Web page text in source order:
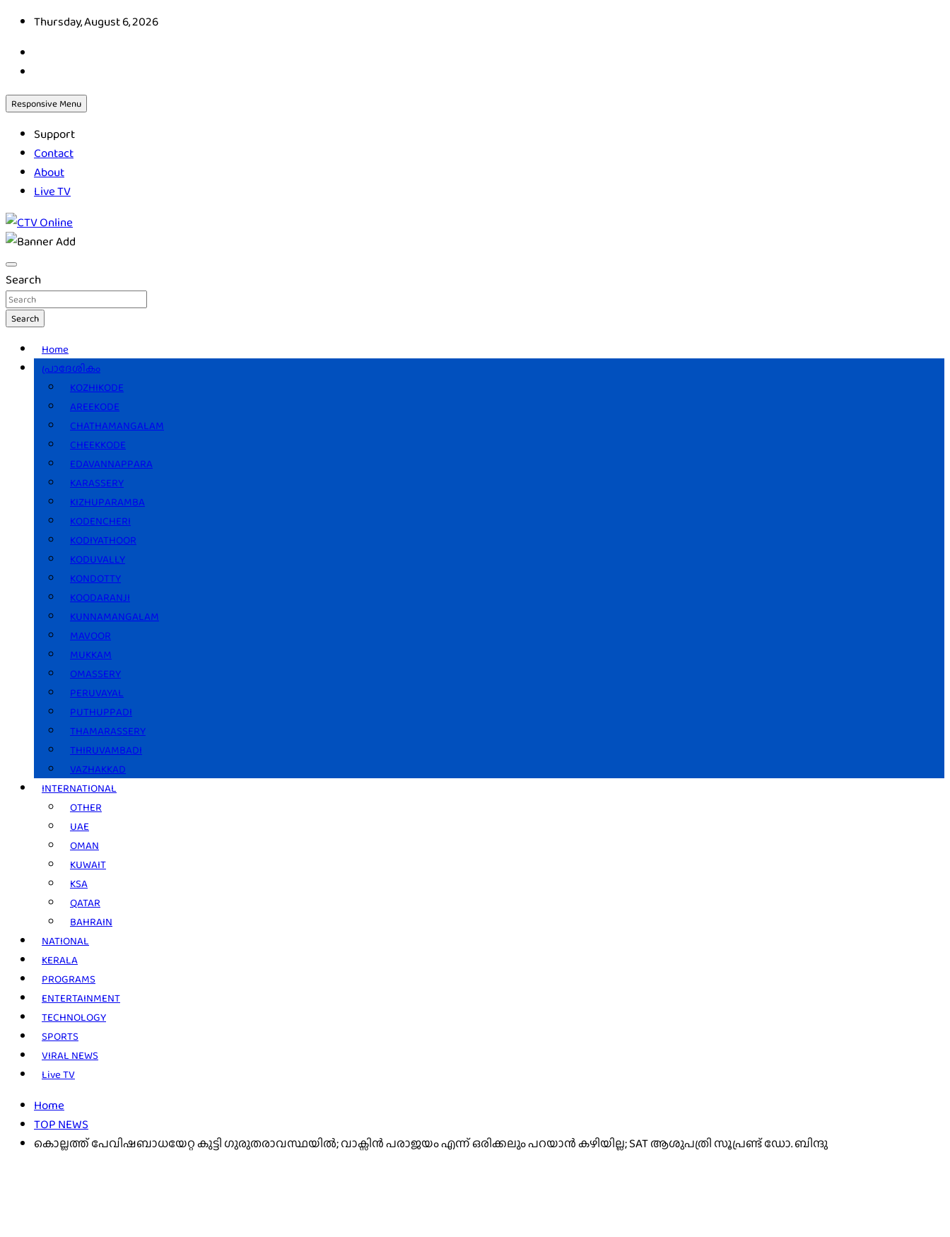
Skip
content
Thursday, August 6, 2026
Responsive Menu
Support
Contact
About
Live TV
CTV Online
Search
Search
Home
പ്രാദേശികം
KOZHIKODE
AREEKODE
CHATHAMANGALAM
CHEEKKODE
EDAVANNAPPARA
KARASSERY
KIZHUPARAMBA
KODENCHERI
KODIYATHOOR
KODUVALLY
KONDOTTY
KOODARANJI
KUNNAMANGALAM
MAVOOR
MUKKAM
OMASSERY
PERUVAYAL
PUTHUPPADI
THAMARASSERY
THIRUVAMBADI
VAZHAKKAD
INTERNATIONAL
OTHER
UAE
OMAN
KUWAIT
KSA
QATAR
BAHRAIN
NATIONAL
KERALA
PROGRAMS
ENTERTAINMENT
TECHNOLOGY
SPORTS
VIRAL NEWS
Live TV
Home
TOP NEWS
കൊല്ലത്ത് പേവിഷബാധയേറ്റ കുട്ടി ഗുരുതരാവസ്ഥയിൽ; വാക്സിൻ പരാജയം എന്ന് ഒരിക്കലും പറയാൻ കഴിയില്ല; SAT ആശുപത്രി സൂപ്രണ്ട് ഡോ. ബിന്ദു